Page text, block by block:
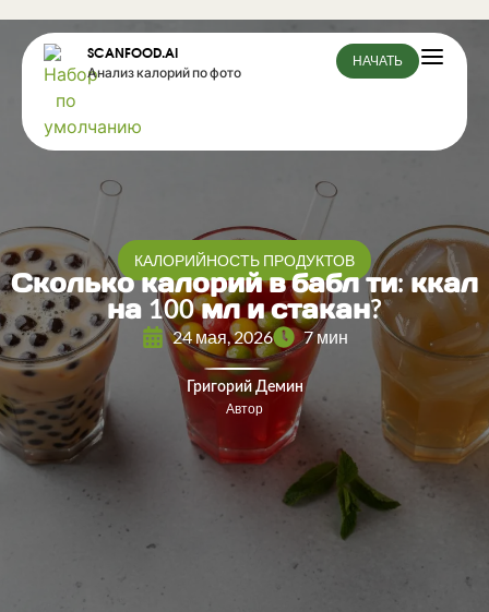
SCANFOOD.AI
Анализ калорий по фото
НАЧАТЬ
КАЛОРИЙНОСТЬ ПРОДУКТОВ
Сколько калорий в бабл ти: ккал
на 100 мл и стакан?
24 мая, 2026 7 мин
Григорий Демин
Автор